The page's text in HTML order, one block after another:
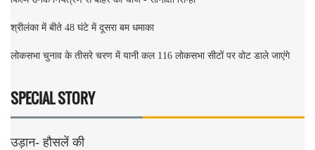
श्रीलंका में बीते 48 घंटे में दूसरा बम धमाका
लोकसभा चुनाव के तीसरे चरण में यानी कल 116 लोकसभा सीटों पर वोट डाले जाएंगे
SPECIAL STORY
उड़ान- हौसलें की